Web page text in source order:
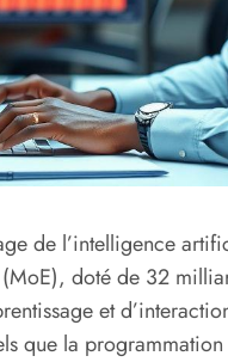
de l’intelligence
doté de 32
et
que la